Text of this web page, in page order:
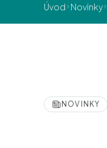
Úvod Novinky
NOVINKY